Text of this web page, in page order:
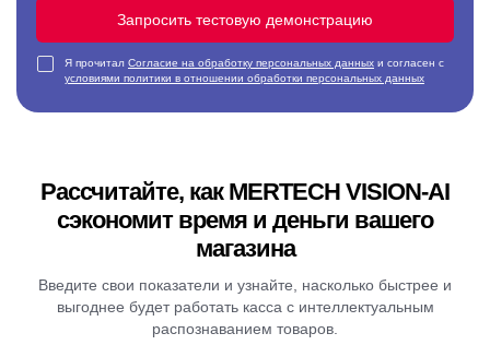
Запросить тестовую демонстрацию
Я прочитал Согласие на обработку персональных данных и согласен с
условиями политики в отношении обработки персональных данных
Рассчитайте, как MERTECH VISION-AI
сэкономит время и деньги вашего
магазина
Введите свои показатели и узнайте, насколько быстрее и
выгоднее будет работать касса с интеллектуальным
распознаванием товаров.